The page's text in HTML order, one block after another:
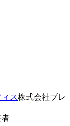
株式会社ブレ